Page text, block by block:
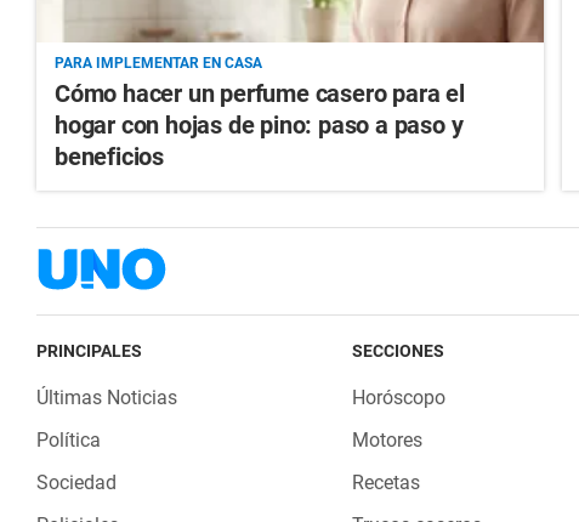
PARA IMPLEMENTAR EN CASA
Cómo hacer un perfume casero para el
hogar con hojas de pino: paso a paso y
beneficios
PRINCIPALES
Últimas Noticias
Política
Sociedad
SECCIONES
Horóscopo
Motores
Recetas